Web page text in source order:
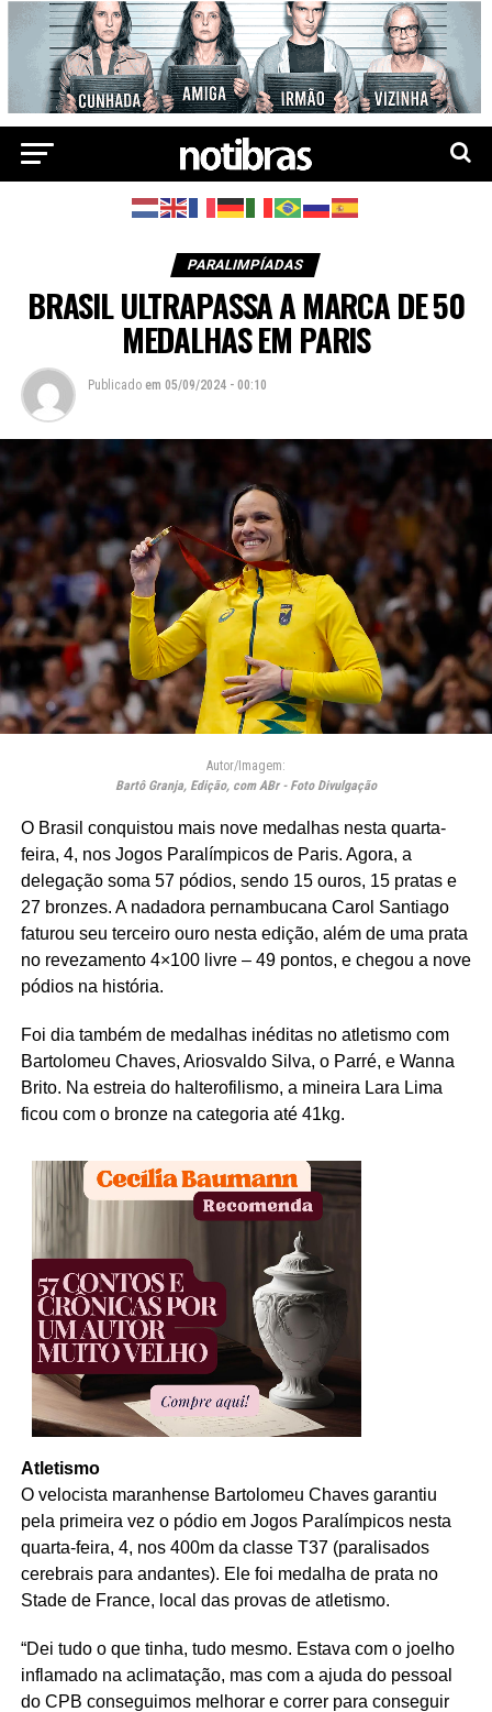
PARALIMPÍADAS
BRASIL ULTRAPASSA A MARCA DE 50
MEDALHAS EM PARIS
Publicado em 05/09/2024 - 00:10
Autor/Imagem:
Bartô Granja, Edição, com ABr - Foto Divulgação
O Brasil conquistou mais nove medalhas nesta quarta-
feira, 4, nos Jogos Paralímpicos de Paris. Agora, a
delegação soma 57 pódios, sendo 15 ouros, 15 pratas e
27 bronzes. A nadadora pernambucana Carol Santiago
faturou seu terceiro ouro nesta edição, além de uma prata
no revezamento 4×100 livre – 49 pontos, e chegou a nove
pódios na história.
Foi dia também de medalhas inéditas no atletismo com
Bartolomeu Chaves, Ariosvaldo Silva, o Parré, e Wanna
Brito. Na estreia do halterofilismo, a mineira Lara Lima
ficou com o bronze na categoria até 41kg.
Atletismo
O velocista maranhense Bartolomeu Chaves garantiu
pela primeira vez o pódio em Jogos Paralímpicos nesta
quarta-feira, 4, nos 400m da classe T37 (paralisados
cerebrais para andantes). Ele foi medalha de prata no
Stade de France, local das provas de atletismo.
“Dei tudo o que tinha, tudo mesmo. Estava com o joelho
inflamado na aclimatação, mas com a ajuda do pessoal
do CPB conseguimos melhorar e correr para conseguir